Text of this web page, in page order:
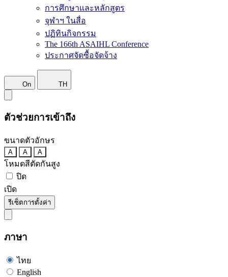
การศึกษาและหลักสูตร
จุฬาฯ ในสื่อ
ปฏิทินกิจกรรม
The 166th ASAIHL Conference
ประกาศจัดซื้อจัดจ้าง
On TH
ตัวช่วยการเข้าถึง
ขนาดตัวอักษร
A A A
โหมดสีตัดกันสูง
ปิด
เปิด
รีเซ็ตการตั้งค่า
ภาษา
ไทย
English